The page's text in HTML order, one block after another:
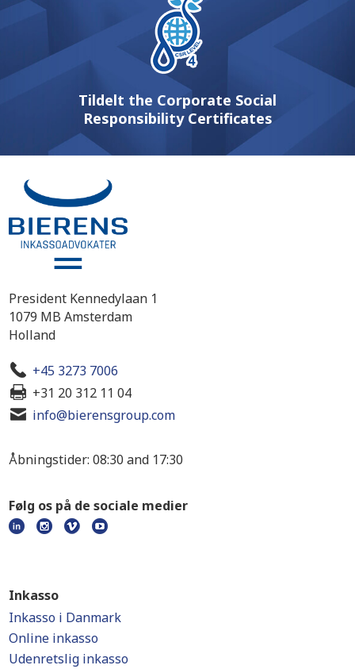
Tildelt the Corporate Social
Responsibility Certificates
President Kennedylaan 1
1079 MB Amsterdam
Holland
+45 3273 7006
+31 20 312 11 04
info@bierensgroup.com
Åbningstider: 08:30 and 17:30
Følg os på de sociale medier
Inkasso
Inkasso i Danmark
Online inkasso
Udenretslig inkasso